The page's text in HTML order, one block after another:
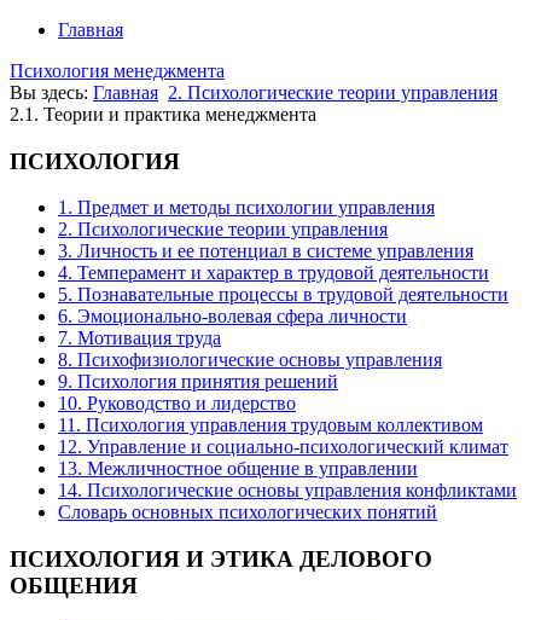
Главная
Психология менеджмента
Вы здесь: Главная 2. Психологические теории управления
2.1. Теории и практика менеджмента
ПСИХОЛОГИЯ
1. Предмет и методы психологии управления
2. Психологические теории управления
3. Личность и ее потенциал в системе управления
4. Темперамент и характер в трудовой деятельности
5. Познавательные процессы в трудовой деятельности
6. Эмоционально-волевая сфера личности
7. Мотивация труда
8. Психофизиологические основы управления
9. Психология принятия решений
10. Руководство и лидерство
11. Психология управления трудовым коллективом
12. Управление и социально-психологический климат
13. Межличностное общение в управлении
14. Психологические основы управления конфликтами
Словарь основных психологических понятий
ПСИХОЛОГИЯ И ЭТИКА ДЕЛОВОГО
ОБЩЕНИЯ